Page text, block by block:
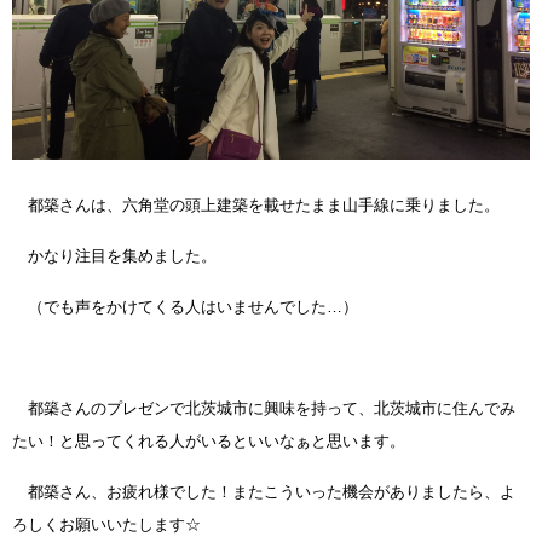
都築さんは、六角堂の頭上建築を載せたまま山手線に乗りました。
かなり注目を集めました。
（でも声をかけてくる人はいませんでした…）
都築さんのプレゼンで北茨城市に興味を持って、北茨城市に住んでみ
たい！と思ってくれる人がいるといいなぁと思います。
都築さん、お疲れ様でした！またこういった機会がありましたら、よ
ろしくお願いいたします☆